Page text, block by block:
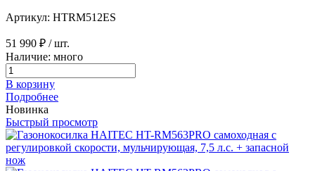
Артикул: HTRM512ES
51 990 ₽ / шт.
Наличие: много
В корзину
Подробнее
Новинка
Быстрый просмотр